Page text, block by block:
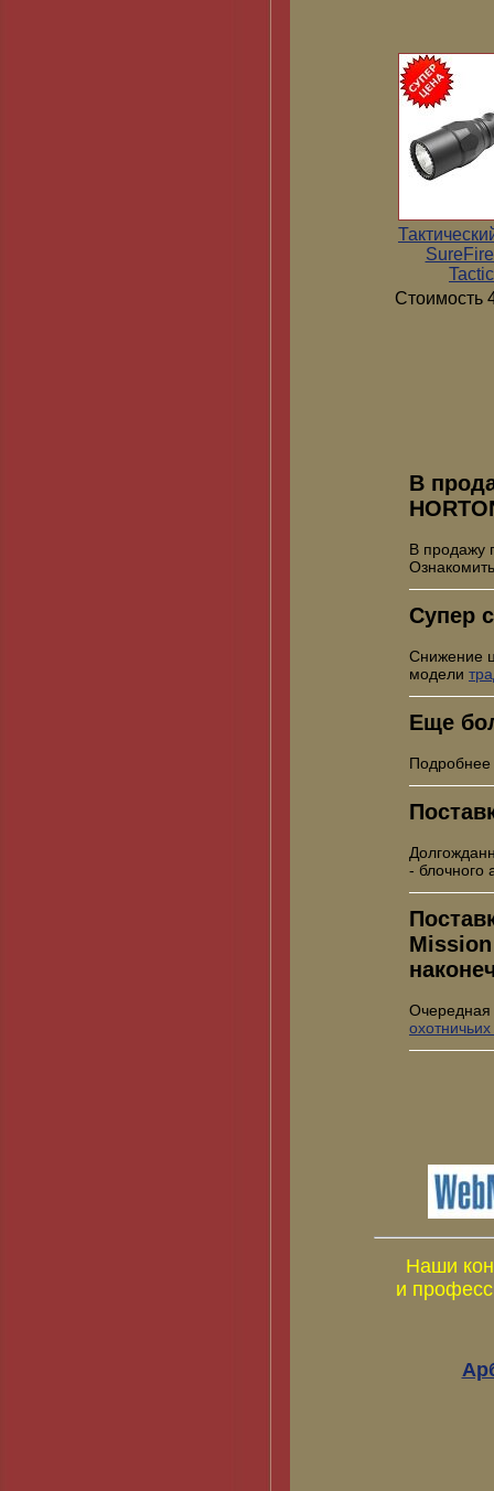
Стоимость
В
В продажу
Супер
Снижение
модели
Еще
- блочного
Очередная
Наши
и